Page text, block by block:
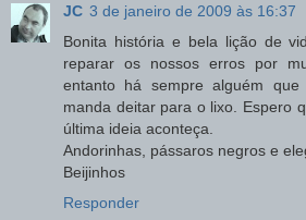
JC 3 de janeiro de 2009 às 16:37
Bonita história e bela lição de
reparar os nossos erros por
entanto há sempre alguém
manda deitar para o lixo. Espero
última ideia aconteça.
Andorinhas, pássaros negros e
Beijinhos
Responder